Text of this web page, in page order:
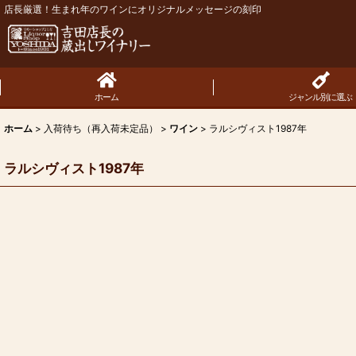
店長厳選！生まれ年のワインにオリジナルメッセージの刻印
ホーム ジャンル別に選ぶ
ホーム > 入荷待ち（再入荷未定品） > ワイン > ラルシヴィスト1987年
ラルシヴィスト1987年